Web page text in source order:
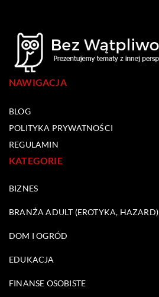
NAWIGACJA
BLOG
POLITYKA PRYWATNOŚCI
REGULAMIN
KATEGORIE
BIZNES
BRANŻA ADULT (EROTYKA, HAZARD)
DOM I OGRÓD
EDUKACJA
FINANSE OSOBISTE